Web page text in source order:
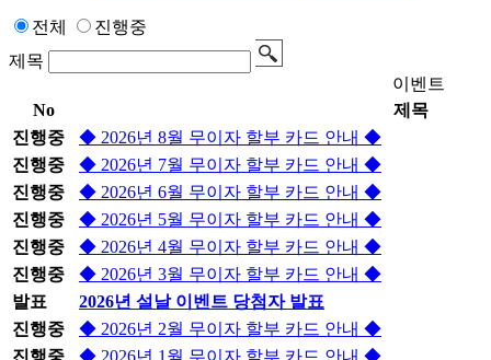
전체
진행중
제목
이벤트
No
제목
진행중
◆ 2026년 8월 무이자 할부 카드 안내 ◆
진행중
◆ 2026년 7월 무이자 할부 카드 안내 ◆
진행중
◆ 2026년 6월 무이자 할부 카드 안내 ◆
진행중
◆ 2026년 5월 무이자 할부 카드 안내 ◆
진행중
◆ 2026년 4월 무이자 할부 카드 안내 ◆
진행중
◆ 2026년 3월 무이자 할부 카드 안내 ◆
발표
2026년 설날 이벤트 당첨자 발표
진행중
◆ 2026년 2월 무이자 할부 카드 안내 ◆
진행중
◆ 2026년 1월 무이자 할부 카드 안내 ◆